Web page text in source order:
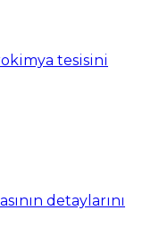
tesisini
detaylarını